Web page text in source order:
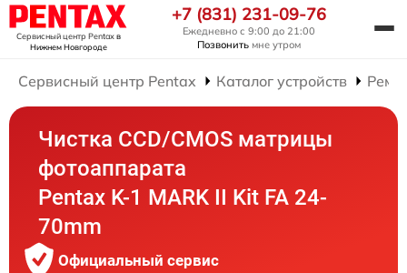
Сервисный центр Pentaxв
Нижнем Новгороде
+7 (831) 231-09-76
Ежедневно с 9:00 до 21:00
Позвонить мне утром
Сервисный центр Pentax Каталог устройств
Чистка CCD/CMOS матрицы
фотоаппарата
Pentax K-1 MARK II Kit FA 24-
70mm
Официальный сервис